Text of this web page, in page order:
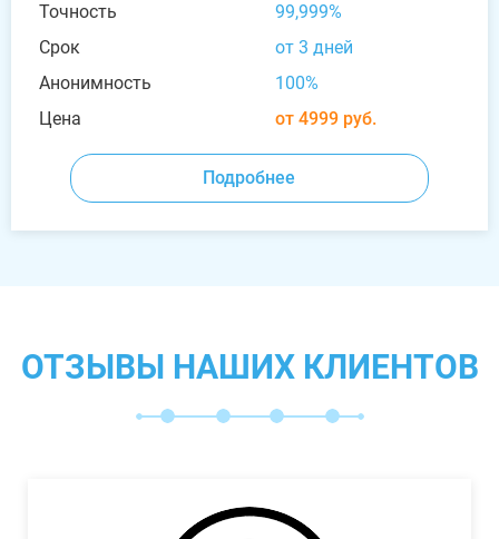
Точность
99,999%
Срок
от 3 дней
Анонимность
100%
Цена
от 4999 руб.
Подробнее
ОТЗЫВЫ НАШИХ КЛИЕНТОВ